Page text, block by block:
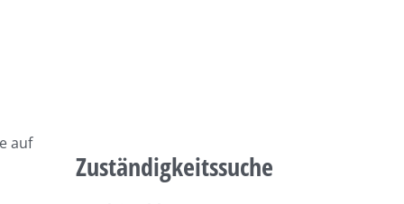
Zuständigkeitssuche
auf